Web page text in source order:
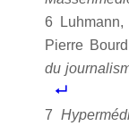
6 Luhmann,
Pierre
du
7